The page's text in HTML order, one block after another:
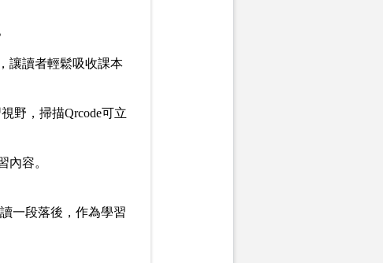
讓讀者輕鬆吸收課本
野 ，掃描Qrcode可立
內容。
一段落後，作為學習